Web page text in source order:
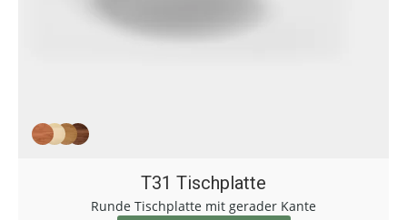
T31 Tischplatte
Runde Tischplatte mit gerader Kante